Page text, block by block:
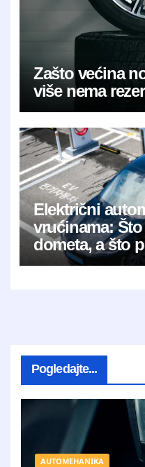
Zašto većina
više nema
Električni
vrućinama:
dometa, a što
mitovi?
Pogledajte...
AUTOMEHANIKA